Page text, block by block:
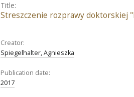
Title:
Streszczenie rozprawy doktorskiej
Creator:
Spiegelhalter, Agnieszka
Publication date:
2017